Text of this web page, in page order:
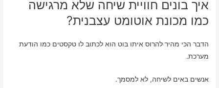
איך בונים חוויית שיחה שלא מרגישה
כמו מכונת אוטומט עצבנית?
הדבר הכי מהיר להרוס איתו בוט הוא לכתוב לו טקסטים כמו הודעת
מערכת.
אנשים באים לשיחה, לא למסמך.